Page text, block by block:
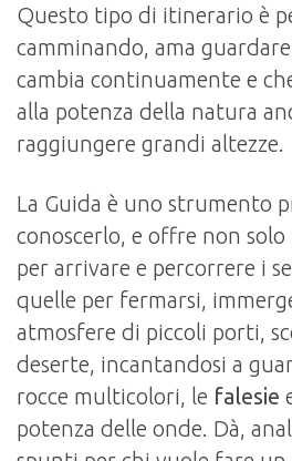
Questo tipo di itinerario è
camminando, ama
cambia continuamente e
alla potenza della natura
raggiungere grandi altezze.
La Guida è uno strumento
conoscerlo, e offre non
per arrivare e percorrere i
quelle per fermarsi,
atmosfere di piccoli porti,
deserte, incantandosi a
rocce multicolori, le falesie
potenza delle onde. Dà,